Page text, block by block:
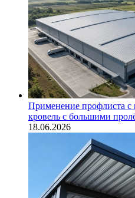
Применение профлиста
кровель с большими
18.06.2026